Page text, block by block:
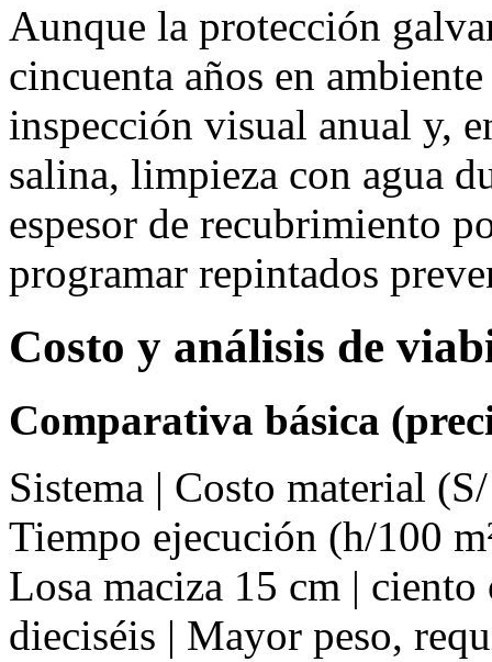
Aunque la protección
cincuenta años en
inspección visual anual y,
salina, limpieza con agua
espesor de recubrimiento
programar repintados
Costo y análisis de
Comparativa básica
Sistema | Costo material
Tiempo ejecución (h/100
Losa maciza 15 cm | ciento
dieciséis | Mayor peso,